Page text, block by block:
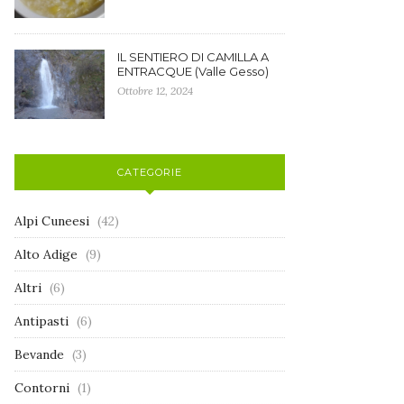
IL SENTIERO DI CAMILLA A
ENTRACQUE (Valle Gesso)
Ottobre 12, 2024
CATEGORIE
Alpi Cuneesi (42)
Alto Adige (9)
Altri (6)
Antipasti (6)
Bevande (3)
Contorni (1)